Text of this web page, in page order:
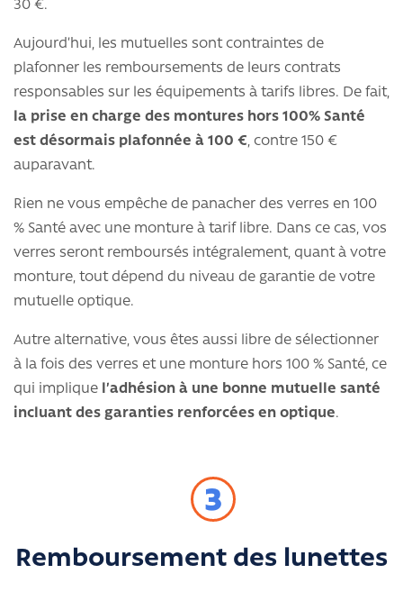
30 €.
Aujourd’hui, les mutuelles sont contraintes de
plafonner les remboursements de leurs contrats
responsables sur les équipements à tarifs libres. De fait,
la prise en charge des montures hors 100% Santé
est désormais plafonnée à 100 €, contre 150 €
auparavant.
Rien ne vous empêche de panacher des verres en 100
% Santé avec une monture à tarif libre. Dans ce cas, vos
verres seront remboursés intégralement, quant à votre
monture, tout dépend du niveau de garantie de votre
mutuelle optique.
Autre alternative, vous êtes aussi libre de sélectionner
à la fois des verres et une monture hors 100 % Santé, ce
qui implique l’adhésion à une bonne mutuelle santé
incluant des garanties renforcées en optique.
3
Remboursement des lunettes